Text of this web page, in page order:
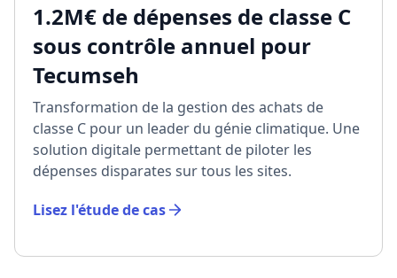
1.2M€ de dépenses de classe C
sous contrôle annuel pour
Tecumseh
Transformation de la gestion des achats de
classe C pour un leader du génie climatique. Une
solution digitale permettant de piloter les
dépenses disparates sur tous les sites.
Lisez l'étude de cas